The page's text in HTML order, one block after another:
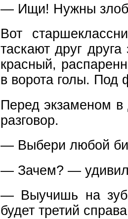
— Ищи! Нужны
Вот
таскают друг
красный,
в ворота голы. Под
Перед экзаменом
разговор.
— Выбери любой
— Зачем? —
— Выучишь на
будет третий